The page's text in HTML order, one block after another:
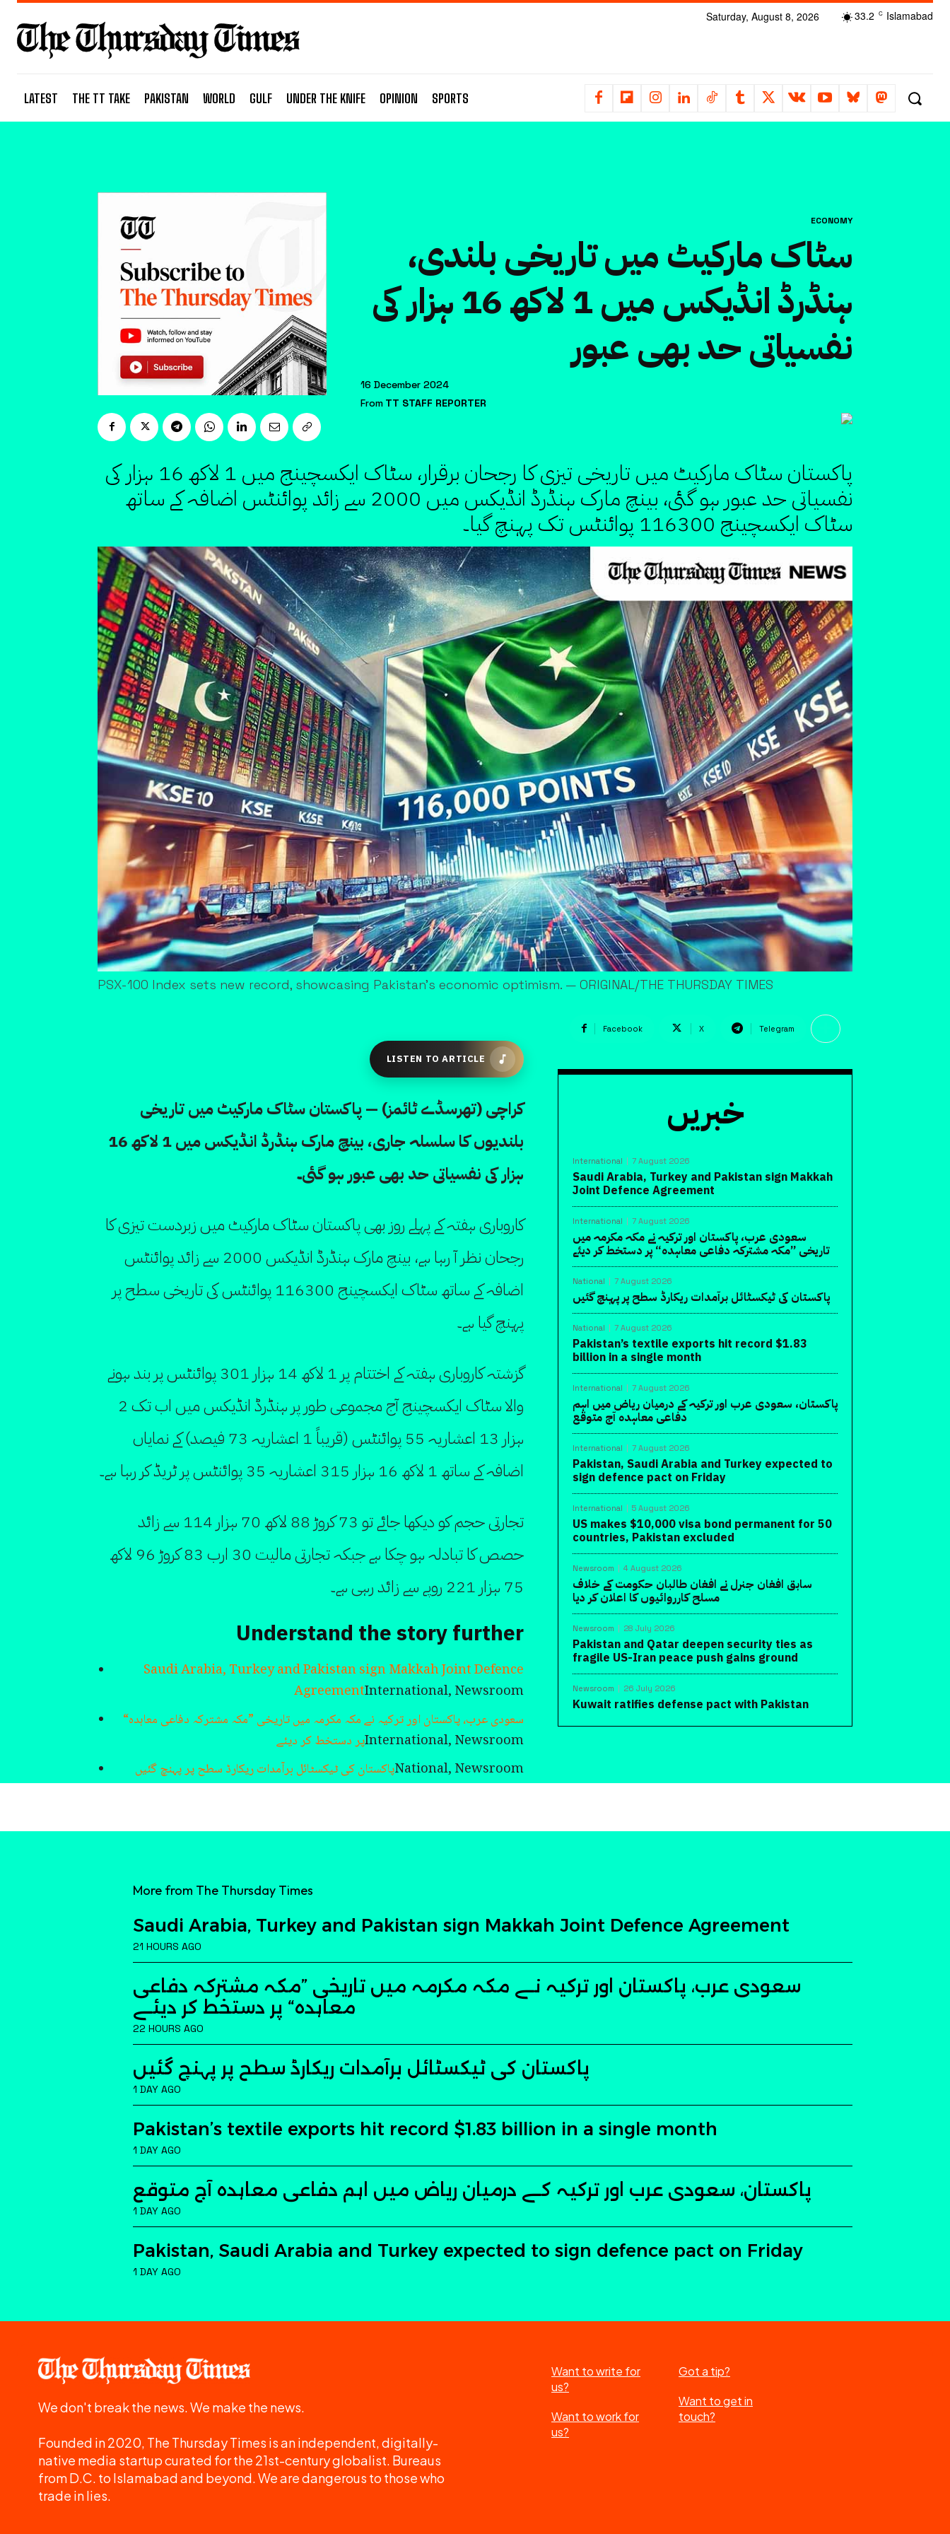
33.2 C Islamabad
Saturday, August 8, 2026
LATEST THE TT TAKE PAKISTAN WORLD GULF UNDER THE KNIFE OPINION SPORTS
ECONOMY
سٹاک مارکیٹ میں تاریخی بلندی،
ہنڈرڈ انڈیکس میں 1 لاکھ 16 ہزار کی
نفسیاتی حد بھی عبور
16 December 2024
From TT STAFF REPORTER
پاکستان سٹاک مارکیٹ میں تاریخی تیزی کا رجحان برقرار، سٹاک ایکسچینج میں 1 لاکھ 16 ہزار کی
نفسیاتی حد عبور ہو گئی، بینچ مارک ہنڈرڈ انڈیکس میں 2000 سے زائد پوائنٹس اضافہ کے ساتھ
سٹاک ایکسچینج 116300 پوائنٹس تک پہنچ گیا۔
PSX-100 Index sets new record, showcasing Pakistan’s economic optimism. — ORIGINAL/THE THURSDAY TIMES
LISTEN TO ARTICLE
کراچی (تھرسڈے ٹائمز) — پاکستان سٹاک مارکیٹ میں تاریخی
بلندیوں کا سلسلہ جاری، بینچ مارک ہنڈرڈ انڈیکس میں 1 لاکھ 16
ہزار کی نفسیاتی حد بھی عبور ہو گئی۔
کاروباری ہفتہ کے پہلے روز بھی پاکستان سٹاک مارکیٹ میں زبردست تیزی کا
رجحان نظر آ رہا ہے، بینچ مارک ہنڈرڈ انڈیکس 2000 سے زائد پوائنٹس
اضافہ کے ساتھ سٹاک ایکسچینج 116300 پوائنٹس کی تاریخی سطح پر
پہنچ گیا ہے۔
گزشتہ کاروباری ہفتہ کے اختتام پر 1 لاکھ 14 ہزار 301 پوائنٹس پر بند ہونے
والا سٹاک ایکسچینج آج مجموعی طور پر ہنڈرڈ انڈیکس میں اب تک 2
ہزار 13 اعشاریہ 55 پوائنٹس (قریباً 1 اعشاریہ 73 فیصد) کے نمایاں
اضافہ کے ساتھ 1 لاکھ 16 ہزار 315 اعشاریہ 35 پوائنٹس پر ٹریڈ کر رہا ہے۔
تجارتی حجم کو دیکھا جائے تو 73 کروڑ 88 لاکھ 70 ہزار 114 سے زائد
حصص کا تبادلہ ہو چکا ہے جبکہ تجارتی مالیت 30 ارب 83 کروڑ 96 لاکھ
75 ہزار 221 روپے سے زائد رہی ہے۔
Understand the story further
Saudi Arabia, Turkey and Pakistan sign Makkah Joint Defence
AgreementInternational, Newsroom
سعودی عرب، پاکستان اور ترکیہ نے مکہ مکرمہ میں تاریخی ”مکہ مشترکہ دفاعی معاہدہ“
پر دستخط کر دیئےInternational, Newsroom
پاکستان کی ٹیکسٹائل برآمدات ریکارڈ سطح پر پہنچ گئیںNational, Newsroom
Facebook X Telegram
خبریں
International 7 August 2026
Saudi Arabia, Turkey and Pakistan sign Makkah
Joint Defence Agreement
International 7 August 2026
سعودی عرب، پاکستان اور ترکیہ نے مکہ مکرمہ میں
تاریخی ”مکہ مشترکہ دفاعی معاہدہ“ پر دستخط کر دیئے
National 7 August 2026
پاکستان کی ٹیکسٹائل برآمدات ریکارڈ سطح پر پہنچ گئیں
National 7 August 2026
Pakistan’s textile exports hit record $1.83
billion in a single month
International 7 August 2026
پاکستان، سعودی عرب اور ترکیہ کے درمیان ریاض میں اہم
دفاعی معاہدہ آج متوقع
International 7 August 2026
Pakistan, Saudi Arabia and Turkey expected to
sign defence pact on Friday
International 5 August 2026
US makes $10,000 visa bond permanent for 50
countries, Pakistan excluded
Newsroom 4 August 2026
سابق افغان جنرل نے افغان طالبان حکومت کے خلاف
مسلح کارروائیوں کا اعلان کر دیا
Newsroom 28 July 2026
Pakistan and Qatar deepen security ties as
fragile US-Iran peace push gains ground
Newsroom 26 July 2026
Kuwait ratifies defense pact with Pakistan
More from The Thursday Times
Saudi Arabia, Turkey and Pakistan sign Makkah Joint Defence Agreement
21 HOURS AGO
سعودی عرب، پاکستان اور ترکیہ نے مکہ مکرمہ میں تاریخی ”مکہ مشترکہ دفاعی
معاہدہ“ پر دستخط کر دیئے
22 HOURS AGO
پاکستان کی ٹیکسٹائل برآمدات ریکارڈ سطح پر پہنچ گئیں
1 DAY AGO
Pakistan’s textile exports hit record $1.83 billion in a single month
1 DAY AGO
پاکستان، سعودی عرب اور ترکیہ کے درمیان ریاض میں اہم دفاعی معاہدہ آج متوقع
1 DAY AGO
Pakistan, Saudi Arabia and Turkey expected to sign defence pact on Friday
1 DAY AGO
We don't break the news. We make the news.
Founded in 2020, The Thursday Times is an independent, digitally-
native media startup curated for the 21st-century globalist. Bureaus
from D.C. to Islamabad and beyond. We are dangerous to those who
trade in lies.
Want to write for
us?
Want to work for
us?
Got a tip?
Want to get in
touch?